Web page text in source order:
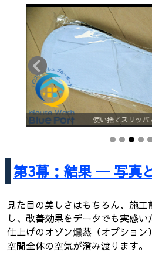
使い捨てスリッパ
第3幕：結果 ─ 写真
見た目の美しさはもちろん、施
し、改善効果をデータでも実感い
仕上げのオゾン燻蒸（オプション
空間全体の空気が澄み渡ります。